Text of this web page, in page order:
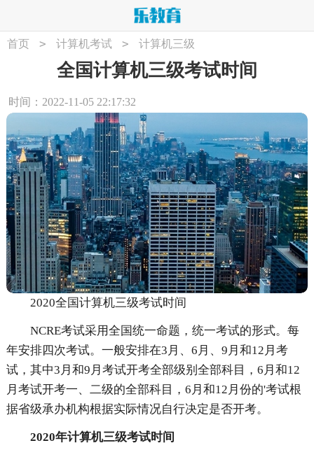
首页 > 计算机考试 > 计算机三级
全国计算机三级考试时间
时间：2022-11-05 22:17:32
2020全国计算机三级考试时间
NCRE考试采用全国统一命题，统一考试的形式。每
年安排四次考试。一般安排在3月、6月、9月和12月考
试，其中3月和9月考试开考全部级别全部科目，6月和12
月考试开考一、二级的全部科目，6月和12月份的'考试根
据省级承办机构根据实际情况自行决定是否开考。
2020年计算机三级考试时间